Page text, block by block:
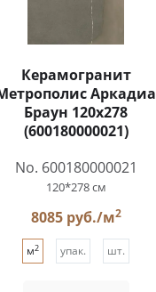
Керамогранит
Аркадиа
Браун 120x278
(600180000021)
No. 600180000021
120*278 см
8085 руб./м2
м2 упак. шт.